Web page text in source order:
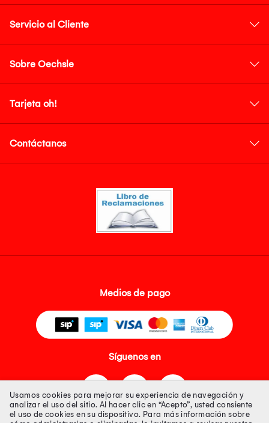
Servicio al Cliente
Sobre Oechsle
Tarjeta oh!
Contáctanos
Medios de pago
Síguenos en
Usamos cookies para mejorar su experiencia de navegación y
analizar el uso del sitio. Al hacer clic en “Acepto”, usted consiente
el uso de cookies en su dispositivo. Para más información sobre